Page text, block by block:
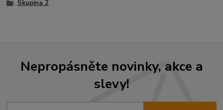
Skupina 2
Nepropásněte novinky, akce a
slevy!